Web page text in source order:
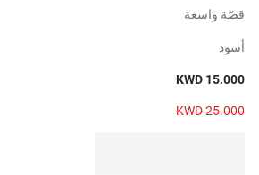
قصّة واسعة
أسود
KWD 15.000
KWD 25.000